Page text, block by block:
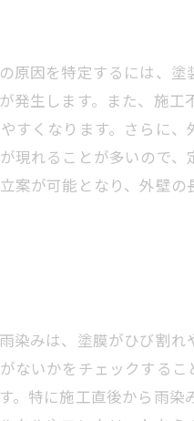
原因を特定するには、塗
発生します。また、施工
すくなります。さらに、
現れることが多いので、
案が可能となり、外壁の
染みは、塗膜がひび割れ
ないかをチェックするこ
。特に施工直後から雨染